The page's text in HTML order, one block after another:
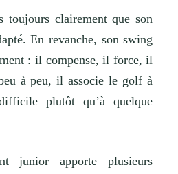
toujours clairement que son
En revanche, son swing
: il compense, il force, il
à peu, il associe le golf à
plutôt qu’à quelque
junior apporte plusieurs